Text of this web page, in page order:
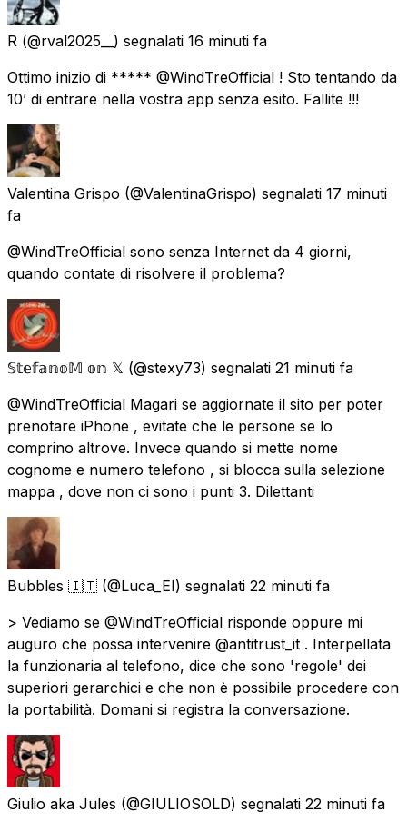
R (@rval2025__) segnalati 16 minuti fa
Ottimo inizio di ***** @WindTreOfficial ! Sto tentando da
10’ di entrare nella vostra app senza esito. Fallite !!!
Valentina Grispo (@ValentinaGrispo) segnalati 17 minuti
fa
@WindTreOfficial sono senza Internet da 4 giorni,
quando contate di risolvere il problema?
𝕊𝕥𝕖𝕗𝕒𝕟𝕠𝕄 𝕠𝕟 𝕏 (@stexy73) segnalati 21 minuti fa
@WindTreOfficial Magari se aggiornate il sito per poter
prenotare iPhone , evitate che le persone se lo
comprino altrove. Invece quando si mette nome
cognome e numero telefono , si blocca sulla selezione
mappa , dove non ci sono i punti 3. Dilettanti
Bubbles 🇮🇹 (@Luca_EI) segnalati 22 minuti fa
> Vediamo se @WindTreOfficial risponde oppure mi
auguro che possa intervenire @antitrust_it . Interpellata
la funzionaria al telefono, dice che sono 'regole' dei
superiori gerarchici e che non è possibile procedere con
la portabilità. Domani si registra la conversazione.
Giulio aka Jules (@GIULIOSOLD) segnalati 22 minuti fa